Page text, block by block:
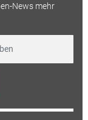
News mehr